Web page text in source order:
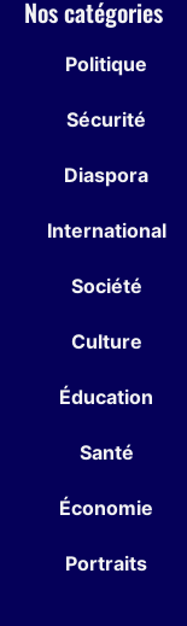
Nos catégories
Politique
Sécurité
Diaspora
International
Société
Culture
Éducation
Santé
Économie
Portraits